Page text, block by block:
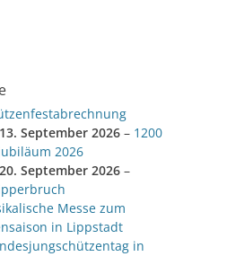
13. September 2026 – 1200
2026
20. September 2026 –
Messe zum
in Lippstadt
in